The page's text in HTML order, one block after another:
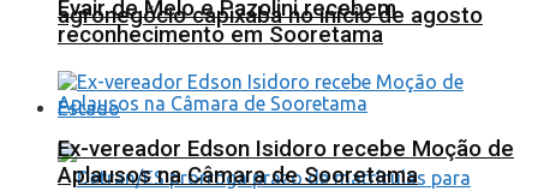
agronegócio capixaba no início de agosto
Estado
Evair de Melo e Pazolini recebem
reconhecimento em Sooretama
Ex-vereador Edson Isidoro recebe Moção de
Aplausos na Câmara de Sooretama